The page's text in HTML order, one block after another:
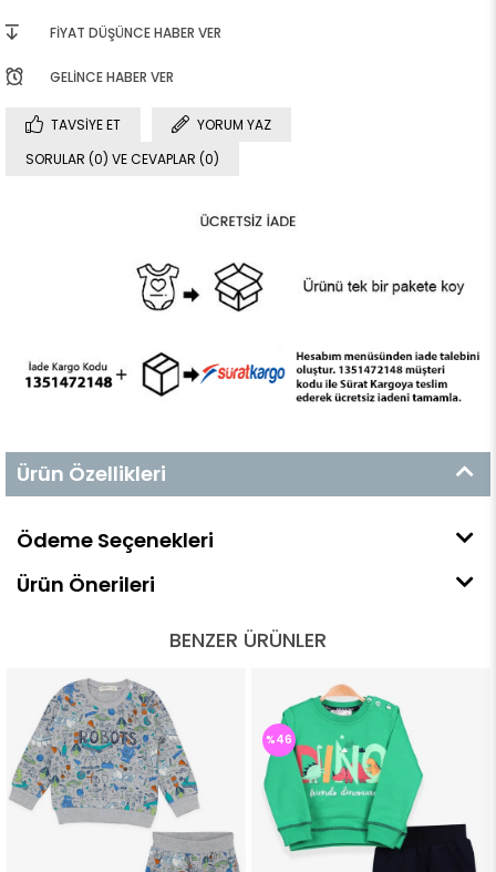
FIYAT DÜŞÜNCE HABER VER
GELINCE HABER VER
TAVSIYE ET
YORUM YAZ
SORULAR (0) VE CEVAPLAR (0)
Ürün Özellikleri
Ödeme Seçenekleri
Ürün Önerileri
BENZER ÜRÜNLER
%46